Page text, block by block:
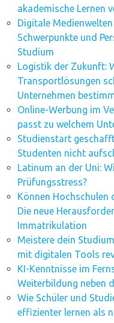
akademische Lernen
Digitale
Schwerpunkte und
Studium
Logistik der Zukunft:
Transportlösungen
Unternehmen
Online-Werbung im
passt zu welchem
Studienstart
Studenten nicht
Latinum an der Uni:
Prüfungsstress?
Können
Die neue
Immatrikulation
Meistere dein
mit digitalen Tools
KI-Kenntnisse im
Weiterbildung neben
Wie Schüler und
effizienter lernen als